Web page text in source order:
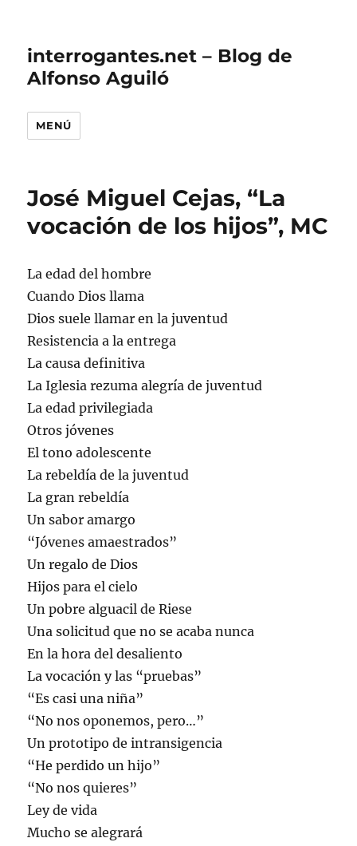
interrogantes.net – Blog de
Alfonso Aguiló
MENÚ
José Miguel Cejas, “La
vocación de los hijos”, MC
La edad del hombre
Cuando Dios llama
Dios suele llamar en la juventud
Resistencia a la entrega
La causa definitiva
La Iglesia rezuma alegría de juventud
La edad privilegiada
Otros jóvenes
El tono adolescente
La rebeldía de la juventud
La gran rebeldía
Un sabor amargo
“Jóvenes amaestrados”
Un regalo de Dios
Hijos para el cielo
Un pobre alguacil de Riese
Una solicitud que no se acaba nunca
En la hora del desaliento
La vocación y las “pruebas”
“Es casi una niña”
“No nos oponemos, pero…”
Un prototipo de intransigencia
“He perdido un hijo”
“No nos quieres”
Ley de vida
Mucho se alegrará